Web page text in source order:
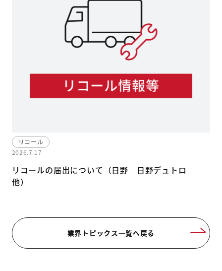
リコール
2026.7.17
リコールの届出について（日野 日野デュトロ
他）
業界トピックス一覧へ戻る